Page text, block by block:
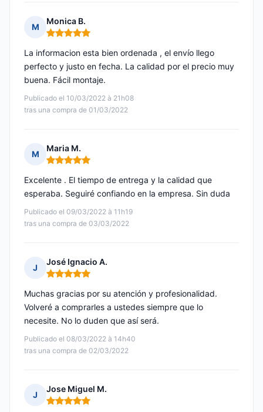
M
Monica B.
Nota: 5 de 5
Publicado el 10/03/2022 à 21h08
tras una compra de 01/03/2022
La informacion esta bien ordenada , el envío llego
perfecto y justo en fecha. La calidad por el precio muy
buena. Fácil montaje.
M
Maria M.
Nota: 5 de 5
Publicado el 09/03/2022 à 11h19
tras una compra de 03/03/2022
Excelente . El tiempo de entrega y la calidad que
esperaba. Seguiré confiando en la empresa. Sin duda
J
José Ignacio A.
Nota: 5 de 5
Publicado el 08/03/2022 à 14h40
tras una compra de 02/03/2022
Muchas gracias por su atención y profesionalidad.
Volveré a comprarles a ustedes siempre que lo
necesite. No lo duden que así será.
J
Jose Miguel M.
Nota: 5 de 5